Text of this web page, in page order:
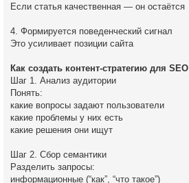
Если статья качественная — он остаётся
4. Формируется поведенческий сигнал
Это усиливает позиции сайта
Как создать контент-стратегию для SEO
Шаг 1. Анализ аудитории
Понять:
какие вопросы задают пользователи
какие проблемы у них есть
какие решения они ищут
Шаг 2. Сбор семантики
Разделить запросы:
информационные (“как”, “что такое”)